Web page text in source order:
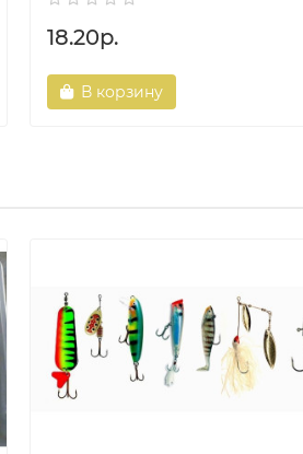
18.20р.
В корзину